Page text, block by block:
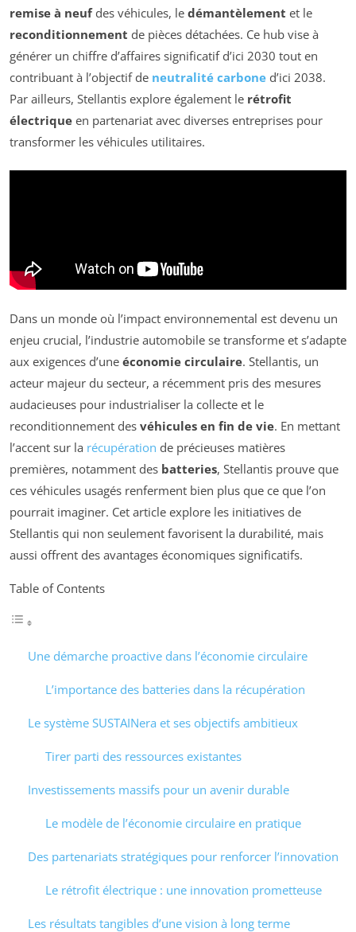
remise à neufdes véhicules, le démantèlement et le
reconditionnement de pièces détachées. Ce hub vise à
générer un chiffre d’affaires significatif d’ici 2030 tout en
contribuant à l’objectif de neutralité carbone d’ici 2038.
Par ailleurs, Stellantis explore également le rétrofit
électrique en partenariat avec diverses entreprises pour
transformer les véhicules utilitaires.
Dans un monde où l’impact environnemental est devenu un
enjeu crucial, l’industrie automobile se transforme et s’adapte
aux exigences d’une économie circulaire. Stellantis, un
acteur majeur du secteur, a récemment pris des mesures
audacieuses pour industrialiser la collecte et le
reconditionnement des véhicules en fin de vie. En mettant
l’accent sur la récupération de précieuses matières
premières, notamment des batteries, Stellantis prouve que
ces véhicules usagés renferment bien plus que ce que l’on
pourrait imaginer. Cet article explore les initiatives de
Stellantis qui non seulement favorisent la durabilité, mais
aussi offrent des avantages économiques significatifs.
Table of Contents
Une démarche proactive dans l’économie circulaire
L’importance des batteries dans la récupération
Le système SUSTAINera et ses objectifs ambitieux
Tirer parti des ressources existantes
Investissements massifs pour un avenir durable
Le modèle de l’économie circulaire en pratique
Des partenariats stratégiques pour renforcer l’innovation
Le rétrofit électrique : une innovation prometteuse
Les résultats tangibles d’une vision à long terme